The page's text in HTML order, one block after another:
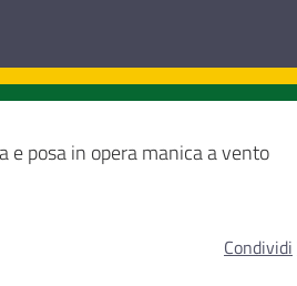
e posa in opera manica a vento
Condividi